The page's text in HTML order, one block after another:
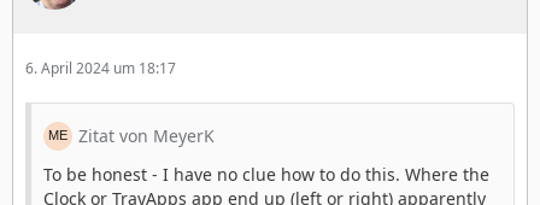
6. April 2024 um 18:17
Zitat von MeyerK
To be honest - I have no clue how to do this. Where the
Clock or TrayApps app end up (left or right) apparently